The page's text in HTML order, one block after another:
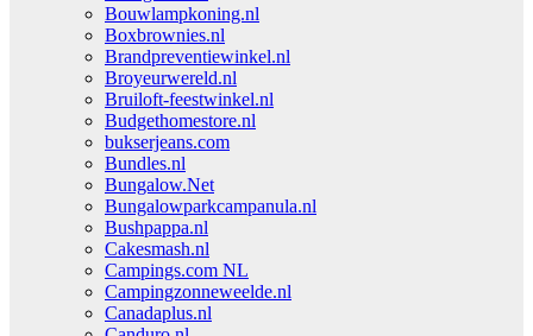
Bouwlampkoning.nl
Boxbrownies.nl
Brandpreventiewinkel.nl
Broyeurwereld.nl
Bruiloft-feestwinkel.nl
Budgethomestore.nl
bukserjeans.com
Bundles.nl
Bungalow.Net
Bungalowparkcampanula.nl
Bushpappa.nl
Cakesmash.nl
Campings.com NL
Campingzonneweelde.nl
Canadaplus.nl